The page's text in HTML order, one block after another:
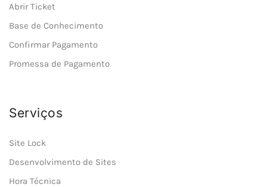
Abrir Ticket
Base de Conhecimento
Confirmar Pagamento
Promessa de Pagamento
Serviços
Site Lock
Desenvolvimento de Sites
Hora Técnica